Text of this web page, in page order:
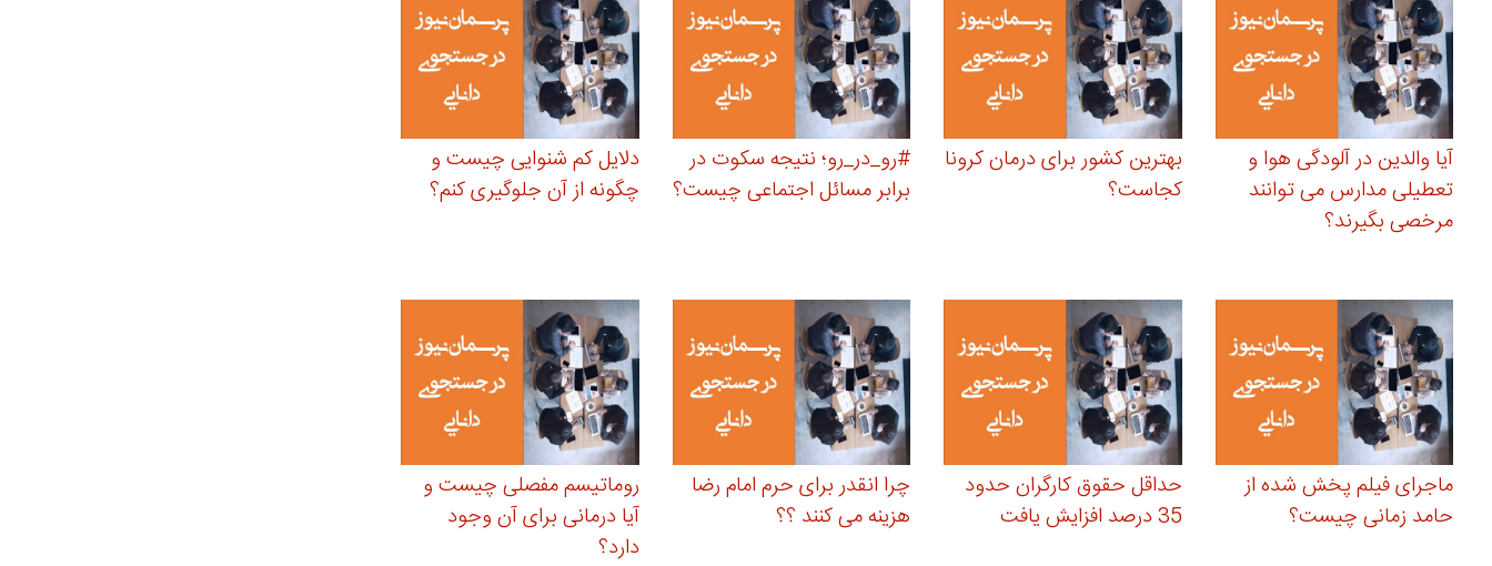
آیا والدین در آلودگی هوا و
تعطیلی مدارس می توانند
مرخصی بگیرند؟
بهترین کشور برای درمان کرونا
کجاست؟
#رو_در_رو؛ نتیجه سکوت در
برابر مسائل اجتماعی چیست؟
دلایل کم شنوایی چیست و
چگونه از آن جلوگیری کنم؟
ماجرای فیلم پخش شده از
حامد زمانی چیست؟
حداقل حقوق کارگران حدود
35 درصد افزایش یافت
چرا انقدر برای حرم امام رضا
هزینه می کنند ؟؟
روماتیسم مفصلی چیست و
آیا درمانی برای آن وجود
دارد؟